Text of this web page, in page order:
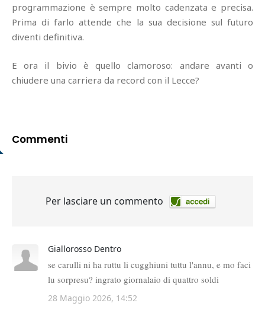
programmazione è sempre molto cadenzata e precisa.
Prima di farlo attende che la sua decisione sul futuro
diventi definitiva.
E ora il bivio è quello clamoroso: andare avanti o
chiudere una carriera da record con il Lecce?
Commenti